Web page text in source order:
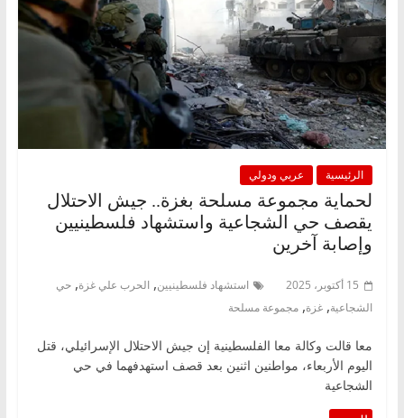
الرئيسية عربي ودولي
لحماية مجموعة مسلحة بغزة.. جيش الاحتلال
يقصف حي الشجاعية واستشهاد فلسطينيين
وإصابة آخرين
15 أكتوبر، 2025 استشهاد فلسطينيين, الحرب علي غزة, حي
الشجاعية, غزة, مجموعة مسلحة
معا قالت وكالة معا الفلسطينية إن جيش الاحتلال الإسرائيلي، قتل
اليوم الأربعاء، مواطنين اثنين بعد قصف استهدفهما في حي
الشجاعية